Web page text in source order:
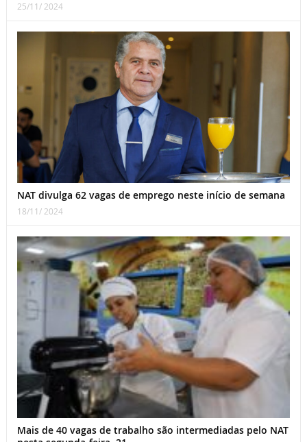
25/11/ 2024
NAT divulga 62 vagas de emprego neste início de semana
18/11/ 2024
Mais de 40 vagas de trabalho são intermediadas pelo NAT